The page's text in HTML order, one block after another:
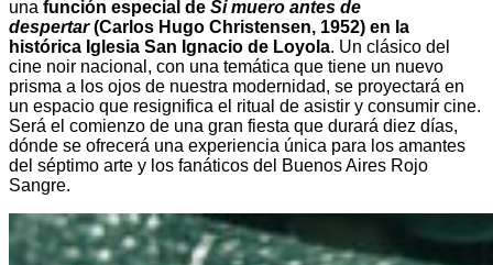
una función especial de Si muero antes de
despertar(Carlos Hugo Christensen, 1952) en la
histórica Iglesia San Ignacio de Loyola. Un clásico del
cine noir nacional, con una temática que tiene un nuevo
prisma a los ojos de nuestra modernidad, se proyectará en
un espacio que resignifica el ritual de asistir y consumir cine.
Será el comienzo de una gran fiesta que durará diez días,
dónde se ofrecerá una experiencia única para los amantes
del séptimo arte y los fanáticos del Buenos Aires Rojo
Sangre.